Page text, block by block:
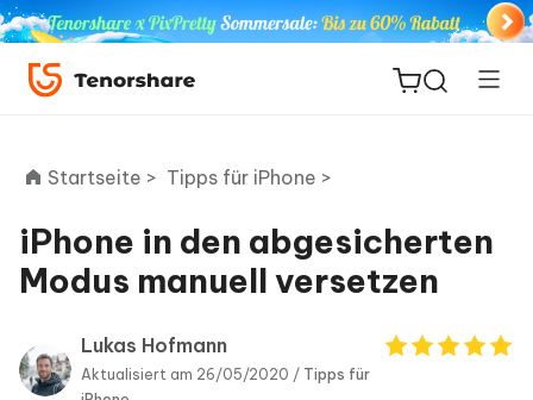
ReiBoot
for iOS
PDNob
PDF
Neu
Startseite > Tipps für iPhone >
iPhone in den abgesicherten
Modus manuell versetzen
Lukas Hofmann
Aktualisiert am 26/05/2020 / Tipps für